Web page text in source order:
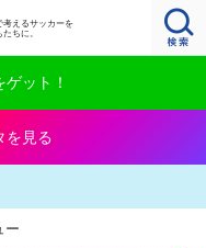
考えるサッカーを
ちに。
ット！
を見る
ー